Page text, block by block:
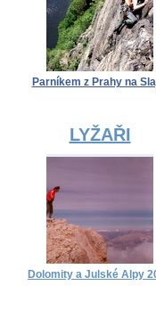
Parníkem z Prahy na
LYŽAŘI
Dolomity a Julské Alpy